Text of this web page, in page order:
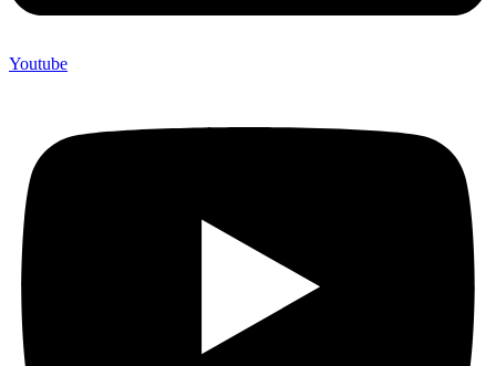
Youtube